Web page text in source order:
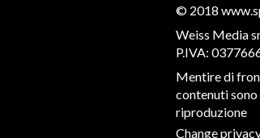
© 2018
Weiss Media
P.IVA:
Mentire di
contenuti
riproduzione
Change